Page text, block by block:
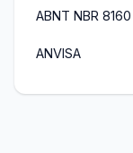
ABNT NBR 8160
ANVISA